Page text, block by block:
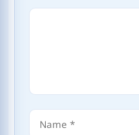
Comment
Name